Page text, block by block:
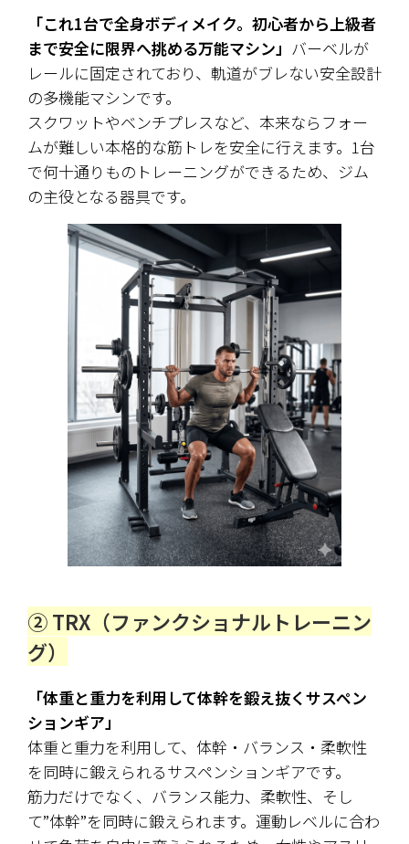
「これ1台で全身ボディメイク。初心者から上級者
まで安全に限界へ挑める万能マシン」 バーベルが
レールに固定されており、軌道がブレない安全設計
の多機能マシンです。
スクワットやベンチプレスなど、本来ならフォー
ムが難しい本格的な筋トレを安全に行えます。1台
で何十通りものトレーニングができるため、ジム
の主役となる器具です。
② TRX（ファンクショナルトレーニン
グ）
「体重と重力を利用して体幹を鍛え抜くサスペン
ションギア」
体重と重力を利用して、体幹・バランス・柔軟性
を同時に鍛えられるサスペンションギアです。
筋力だけでなく、バランス能力、柔軟性、そし
て”体幹”を同時に鍛えられます。運動レベルに合わ